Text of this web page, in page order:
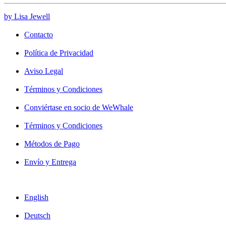
by Lisa Jewell
Contacto
Política de Privacidad
Aviso Legal
Términos y Condiciones
Conviértase en socio de WeWhale
Términos y Condiciones
Métodos de Pago
Envío y Entrega
English
Deutsch